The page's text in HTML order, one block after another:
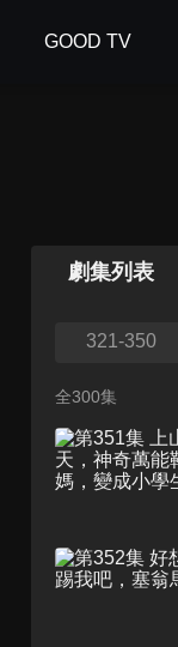
GOOD TV
劇集列表
321-350
全300集